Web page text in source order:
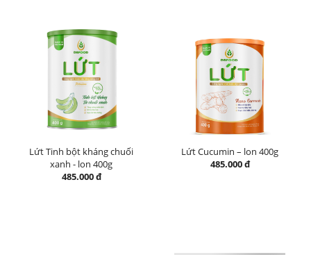
Lứt Tinh bột kháng chuối
xanh - lon 400g
485.000 đ
Lứt Cucumin – lon 400g
485.000 đ